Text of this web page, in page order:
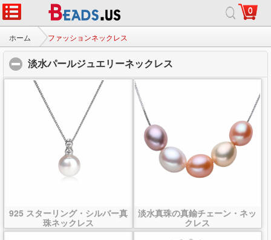
0
ホーム ファッションネックレス
淡水パールジュエリーネックレス
925 スターリング・シルバー真
珠ネックレス
淡水真珠の真鍮チェーン・ネッ
クレス
ホーム|について|
© 2026 銀河の宝石株式会社すべての権利予約します。